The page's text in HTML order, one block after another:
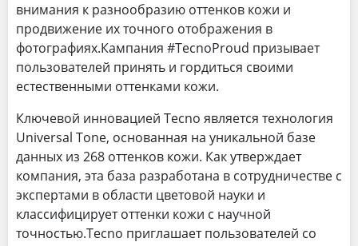
внимания к разнообразию оттенков кожи и
продвижение их точного отображения в
фотографиях.Кампания #TecnoProud призывает
пользователей принять и гордиться своими
естественными оттенками кожи.
Ключевой инновацией Tecno является технология
Universal Tone, основанная на уникальной базе
данных из 268 оттенков кожи. Как утверждает
компания, эта база разработана в сотрудничестве с
экспертами в области цветовой науки и
классифицирует оттенки кожи с научной
точностью.Tecno приглашает пользователей со